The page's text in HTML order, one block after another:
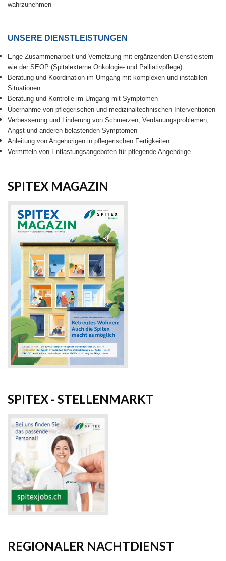
wahrzunehmen
UNSERE DIENSTLEISTUNGEN
Enge Zusammenarbeit und Vernetzung mit ergänzenden Dienstleistern
wie der SEOP (Spitalexterne Onkologie- und Palliativpflege)
Beratung und Koordination im Umgang mit komplexen und instabilen
Situationen
Beratung und Kontrolle im Umgang mit Symptomen
Übernahme von pflegerischen und medizinaltechnischen Interventionen
Verbesserung und Linderung von Schmerzen, Verdauungsproblemen,
Angst und anderen belastenden Symptomen
Anleitung von Angehörigen in pflegerischen Fertigkeiten
Vermitteln von Entlastungsangeboten für pflegende Angehörige
SPITEX MAGAZIN
SPITEX - STELLENMARKT
REGIONALER NACHTDIENST